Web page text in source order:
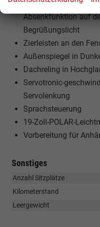
Elektrisch verstellbare
Absenkfunktion auf
Begrüßungslicht
Zierleisten an den
Außenspiegel in
Dachreling in
Servotronic-
Servolenkung
Sprachsteuerung
19-Zoll-POLAR-
Vorbereitung für
Sonstiges
Anzahl Sitzplätze
Kilometerstand
Leergewicht